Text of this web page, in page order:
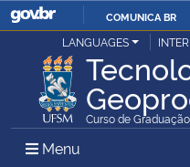
COMUNICA BR
Ministério da Justiça e Segurança
Ministério da Defesa
LANGUAGES
Curso de
Menu Menu